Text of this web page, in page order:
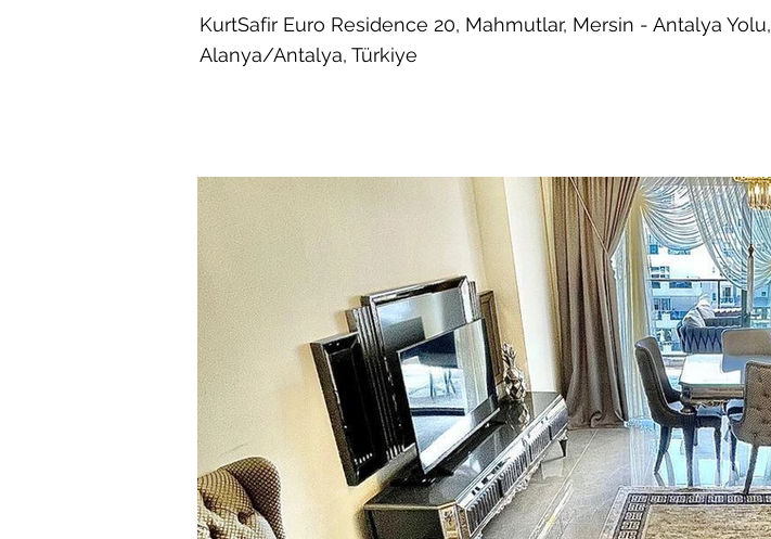
KurtSafir Euro Residence 20, Mahmutlar, Mersin - Antalya Yolu,
Alanya/Antalya, Türkiye